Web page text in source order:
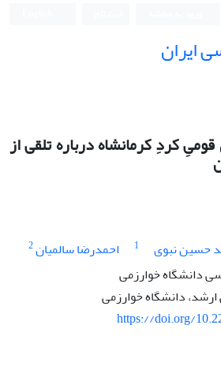
ایران
کردِ کرمانشاه درباره تلقی از
حسین نبوی 1 احمدرضا سالمیان2
دانشگاه خوارزمی
دانشگاه خوارزمی
https://doi.org/